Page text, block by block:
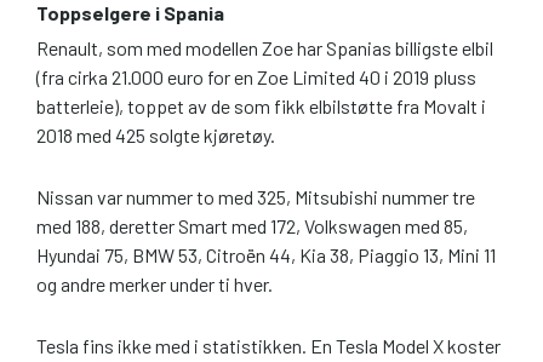
Toppselgere i Spania
Renault, som med modellen Zoe har Spanias billigste elbil
(fra cirka 21.000 euro for en Zoe Limited 40 i 2019 pluss
batterleie), toppet av de som fikk elbilstøtte fra Movalt i
2018 med 425 solgte kjøretøy.
Nissan var nummer to med 325, Mitsubishi nummer tre
med 188, deretter Smart med 172, Volkswagen med 85,
Hyundai 75, BMW 53, Citroën 44, Kia 38, Piaggio 13, Mini 11
og andre merker under ti hver.
Tesla fins ikke med i statistikken. En Tesla Model X koster